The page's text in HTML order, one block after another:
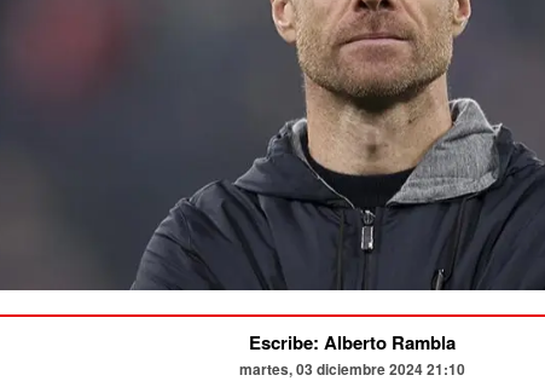
Escribe: Alberto Rambla
martes, 03 diciembre 2024 21:10